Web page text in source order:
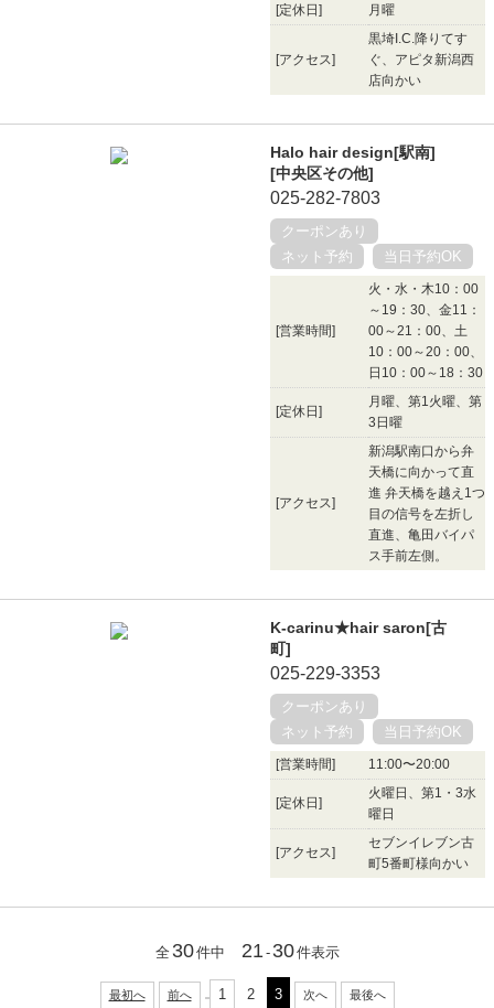
[定休日]
月曜
[アクセス]
黒埼I.C.降りてす
ぐ、アピタ新潟西
店向かい
Halo hair design[駅南]
[中央区その他]
025-282-7803
クーポンあり
ネット予約
当日予約OK
[営業時間]
火・水・木10：00
～19：30、金11：
00～21：00、土
10：00～20：00、
日10：00～18：30
[定休日]
月曜、第1火曜、第
3日曜
[アクセス]
新潟駅南口から弁
天橋に向かって直
進 弁天橋を越え1つ
目の信号を左折し
直進、亀田バイパ
ス手前左側。
K-carinu★hair saron[古
町]
025-229-3353
クーポンあり
ネット予約
当日予約OK
[営業時間] 11:00〜20:00
[定休日]
火曜日、第1・3水
曜日
[アクセス]
セブンイレブン古
町5番町様向かい
全 30件中 21 - 30件表示
最初へ 前へ 1 2 3 次へ 最後へ